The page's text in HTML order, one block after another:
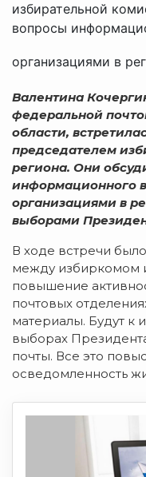
избирательной
вопросы
организациями в
Валентина
федеральной
области,
председателем
региона. Они
информационного
организациями в
выборами
В ходе встречи
между избиркомом
повышение
почтовых
материалы. Будут
выборах
почты. Все это
осведомленность